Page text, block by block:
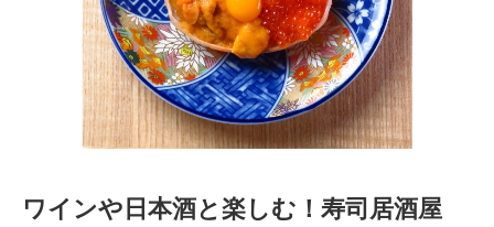
ワインや日本酒と楽しむ！寿司居酒屋